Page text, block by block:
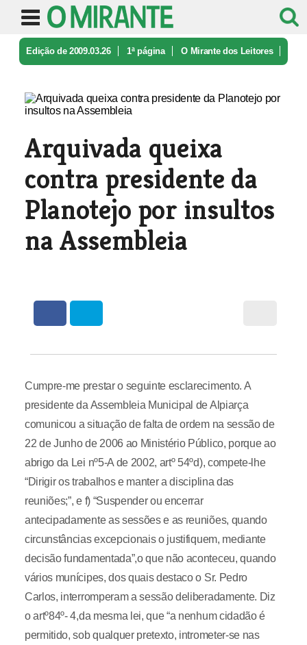
Edição de 2009.03.26 1ª página O Mirante dos Leitores
Arquivada queixa
contra presidente da
Planotejo por insultos
na Assembleia
Cumpre-me prestar o seguinte esclarecimento. A
presidente da Assembleia Municipal de Alpiarça
comunicou a situação de falta de ordem na sessão de
22 de Junho de 2006 ao Ministério Público, porque ao
abrigo da Lei nº5-A de 2002, artº 54ºd), compete-lhe
“Dirigir os trabalhos e manter a disciplina das
reuniões;”, e f) “Suspender ou encerrar
antecipadamente as sessões e as reuniões, quando
circunstâncias excepcionais o justifiquem, mediante
decisão fundamentada”,o que não aconteceu, quando
vários munícipes, dos quais destaco o Sr. Pedro
Carlos, interromperam a sessão deliberadamente. Diz
o artº84º- 4,da mesma lei, que “a nenhum cidadão é
permitido, sob qualquer pretexto, intrometer-se nas